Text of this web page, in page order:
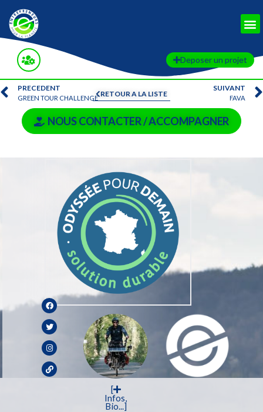
Deposer un projet
RETOUR A LA LISTE
PRECEDENT
GREEN TOUR CHALLENGE
SUIVANT
FAVA
NOUS CONTACTER / ACCOMPAGNER
[
Infos,
Bio...]